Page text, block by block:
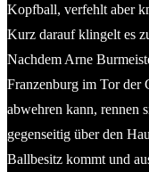
Kopfball, verfehlt aber
Kurz darauf klingelt es
Nachdem Arne
Franzenburg im Tor der
abwehren kann, rennen
gegenseitig über den
Ballbesitz kommt und